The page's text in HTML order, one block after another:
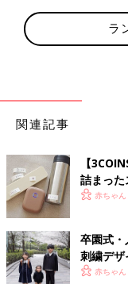
（文：ふくだりょう
も
た
ピ
ラ
関連記事
【
詰まった
赤ちゃん
卒園式
刺繍デ
ーコーデ
赤ちゃん